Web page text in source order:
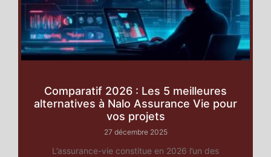
Comparatif 2026 : Les 5 meilleures
alternatives à Nalo Assurance Vie pour
vos projets
27 décembre 2025
L’assurance-vie constitue en 2026 l’un des